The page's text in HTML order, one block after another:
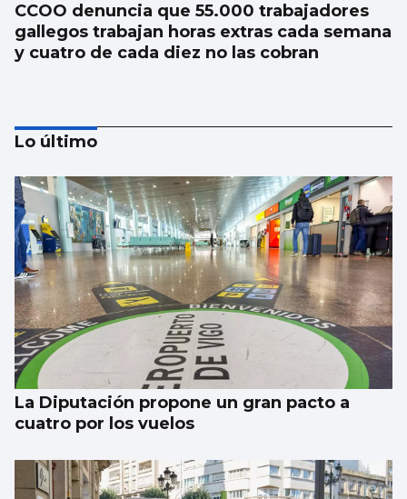
CCOO denuncia que 55.000 trabajadores
gallegos trabajan horas extras cada semana
y cuatro de cada diez no las cobran
La nigranesa Kreios Space lanzará el
satélite que volará más cerca de la Tierra
Lo último
La Diputación propone un gran pacto a
cuatro por los vuelos